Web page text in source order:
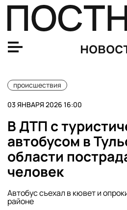
происшествия
03 ЯНВАРЯ 2026 16:00
В ДТП с
автобусом в
области
человек
Автобус съехал в кювет и
районе
Пробка на границе России и